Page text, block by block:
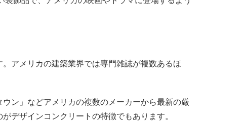
アメリカの建築業界では専門雑誌が複数あるほ
ン」などアメリカの複数のメーカーから最新の厳
デザインコンクリートの特徴でもあります。